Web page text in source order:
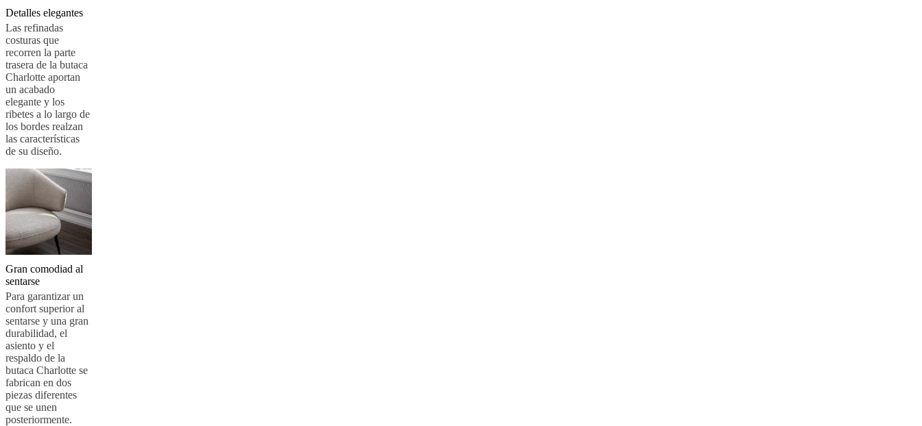
prensa
Artesanía
y
calidadConoce
a
nuestros
diseñadoresPersonalización
and
certifications
de
accesibilidadHazte
franquiciadoProfessionals
ProgramProjectsArticles
and
news
Detalles elegantes
Las refinadas
costuras que
recorren la parte
trasera de la butaca
Charlotte aportan
un acabado
elegante y los
ribetes a lo largo de
los bordes realzan
las características
de su diseño.
Gran comodiad al
sentarse
Para garantizar un
confort superior al
sentarse y una gran
durabilidad, el
asiento y el
respaldo de la
butaca Charlotte se
fabrican en dos
piezas diferentes
que se unen
posteriormente.